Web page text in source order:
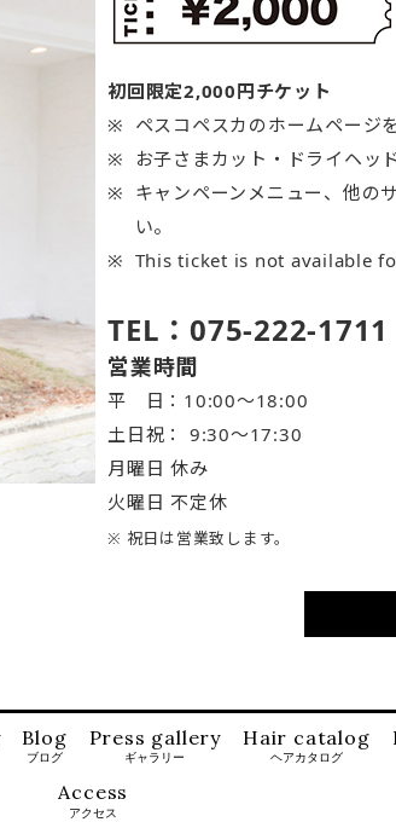
初回限定2,000円チケット
ペスコペスカのホームページ
お子さまカット・ドライヘッ
キャンペーンメニュー、他の
い。
This ticket is not available
TEL：075-222-1711
営業時間
平 日：10:00～18:00
土日祝： 9:30〜17:30
月曜日 休み
火曜日 不定休
※ 祝日は営業致します。
Blog
ブログ
Press gallery
ギャラリー
Hair catalog
ヘアカタログ
Access
アクセス